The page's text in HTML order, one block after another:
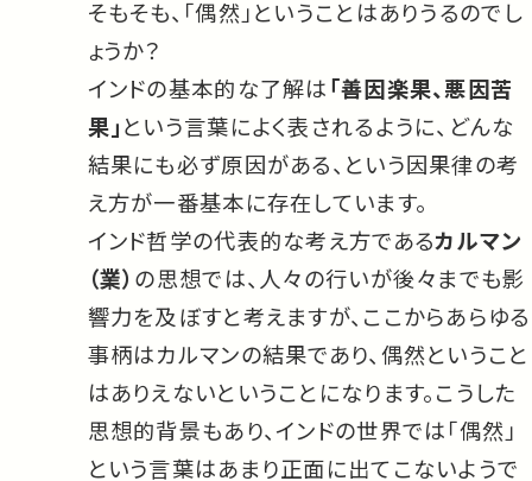
そもそも、「偶然」ということはありうるのでし
ょうか？
インドの基本的な了解は「善因楽果、悪因苦
果」という言葉によく表されるように、どんな
結果にも必ず原因がある、という因果律の考
え方が一番基本に存在しています。
インド哲学の代表的な考え方であるカルマン
（業） の思想では、人々の行いが後々までも影
響力を及ぼすと考えますが、ここからあらゆる
事柄はカルマンの結果であり、偶然ということ
はありえないということになります。こうした
思想的背景もあり、インドの世界では「偶然」
という言葉はあまり正面に出てこないようで